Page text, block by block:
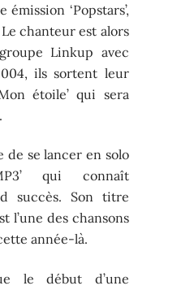
‘Popstars’,
chanteur est alors
Linkup avec
ils sortent leur
étoile’ qui sera
de se lancer en solo
qui connaît
succès. Son titre
l’une des chansons
année-là.
le début d’une